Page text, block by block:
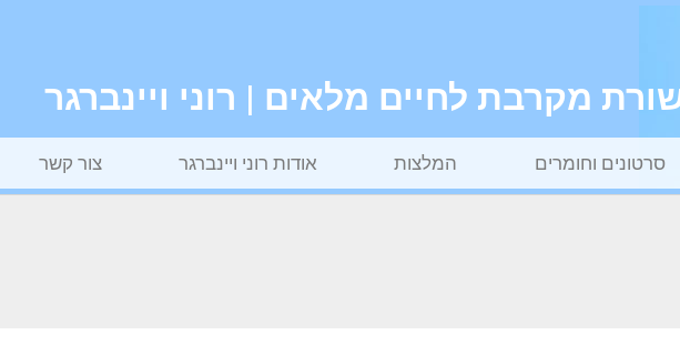
מקרבת לחיים מלאים | רוני ויינברגר
סרטונים וחומרים המלצות אודות רוני ויינברגר צור קשר